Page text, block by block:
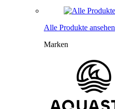
Alle Produkte ansehen
Marken